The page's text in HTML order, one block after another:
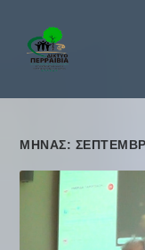
ΜΉΝΑΣ: